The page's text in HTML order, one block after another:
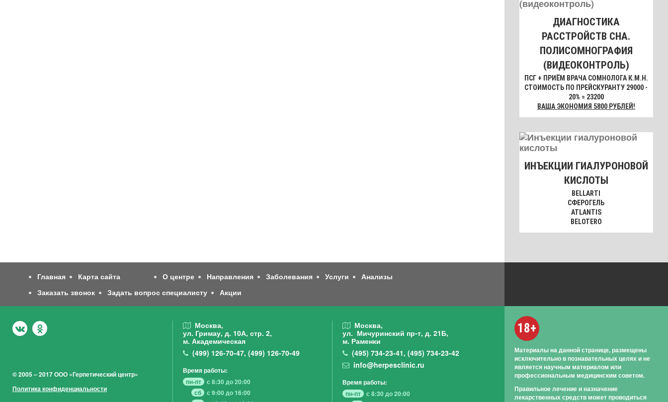
ДИАГНОСТИКА
РАССТРОЙСТВ СНА.
ПОЛИСОМНОГРАФИЯ
(ВИДЕОКОНТРОЛЬ)
ПСГ + ПРИЁМ ВРАЧА СОМНОЛОГА К.М.Н.
СТОИМОСТЬ ПО ПРЕЙСКУРАНТУ 29000 -
20% = 23200
ВАША ЭКОНОМИЯ 5800 РУБЛЕЙ!
ИНЪЕКЦИИ ГИАЛУРОНОВОЙ
КИСЛОТЫ
BELLARTI
СФЕРОГЕЛЬ
ATLANTIS
BELOTERO
Главная Карта сайта О центре Направления Заболевания Услуги
Анализы
Заказать звонок
Задать вопрос специалисту Акции
© 2005 – 2017 ООО «Герпетический центр»
Политика конфиденциальности
Москва,
ул. Гримау, д. 10А, стр. 2,
м. Академическая
(499) 126-70-47, (499) 126-70-49
Время работы:
пн-пт
с 8:30 до 20:00
сб
с 9:00 до 16:00
Москва,
ул. Мичуринский пр-т, д. 21Б,
м. Раменки
(495)734-23-41,(495)734-23-42
info@herpesclinic.ru
Время работы:
пн-пт
с 8:30 до 20:00
18+
Материалы на данной странице, размещены
исключительно в познавательных целях и не
является научным материалом или
профессиональным медицинским советом.
Правильное лечение и назначение
лекарственных средств может проводиться